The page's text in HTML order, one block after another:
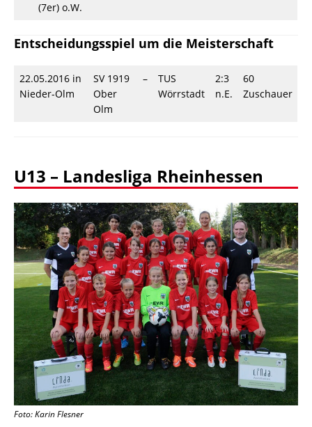
(7er) o.W.
Entscheidungsspiel um die Meisterschaft
22.05.2016 in
Nieder-Olm
SV 1919
Ober
Olm
–
TUS
Wörrstadt
2:3
n.E.
60
Zuschauer
U13 – Landesliga Rheinhessen
Foto: Karin Flesner